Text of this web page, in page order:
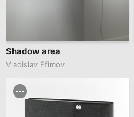
Shadow area
Vladislav Efimov